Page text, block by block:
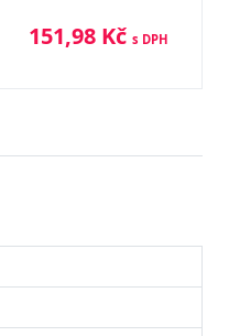
151,98 Kč s DPH